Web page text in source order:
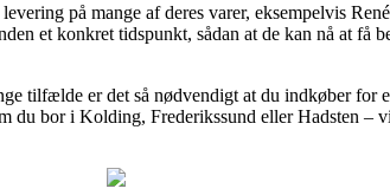
på mange af deres varer, eksempelvis
et konkret tidspunkt, sådan at de kan nå at få
tilfælde er det så nødvendigt at du indkøber for
bor i Kolding, Frederikssund eller Hadsten –